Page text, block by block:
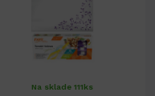
Na sklade 111ks